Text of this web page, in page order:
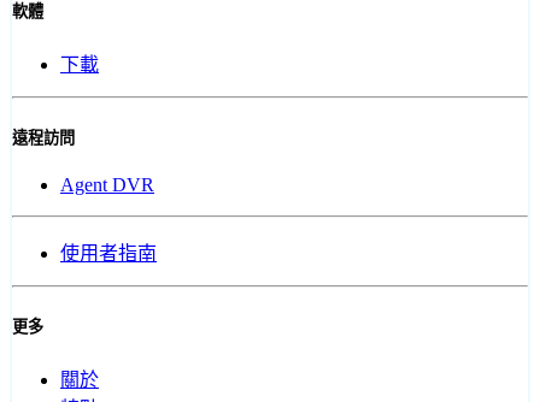
軟體
下載
遠程訪問
Agent DVR
使用者指南
更多
關於